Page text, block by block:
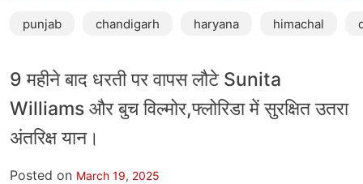
punjab chandigarh haryana himachal
9 महीने बाद धरती पर वापस लौटे Sunita
Williams और बुच विल्मोर,फ्लोरिडा में सुरक्षित उतरा
अंतरिक्ष यान।
Posted on March 19, 2025